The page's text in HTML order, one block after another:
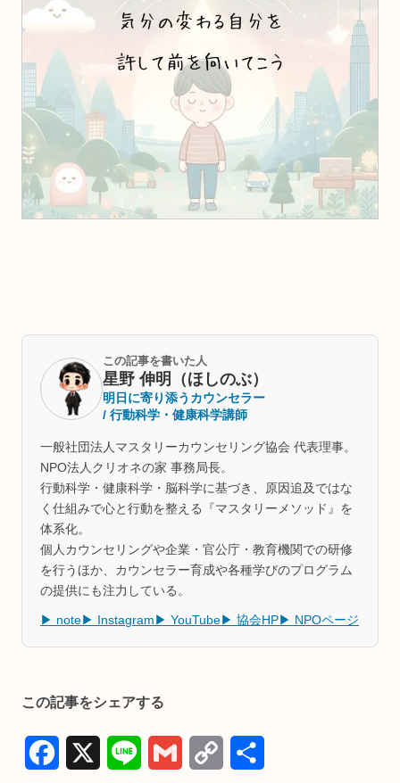
この記事を書いた人
星野 伸明（ほしのぶ）
明日に寄り添うカウンセラー
/ 行動科学・健康科学講師
一般社団法人マスタリーカウンセリング協会 代表理事。
NPO法人クリオネの家 事務局長。
行動科学・健康科学・脳科学に基づき、原因追及ではな
く仕組みで心と行動を整える『マスタリーメソッド』を
体系化。
個人カウンセリングや企業・官公庁・教育機関での研修
を行うほか、カウンセラー育成や各種学びのプログラム
の提供にも注力している。
▶ note ▶ Instagram ▶ YouTube ▶ 協会HP ▶ NPOページ
この記事をシェアする